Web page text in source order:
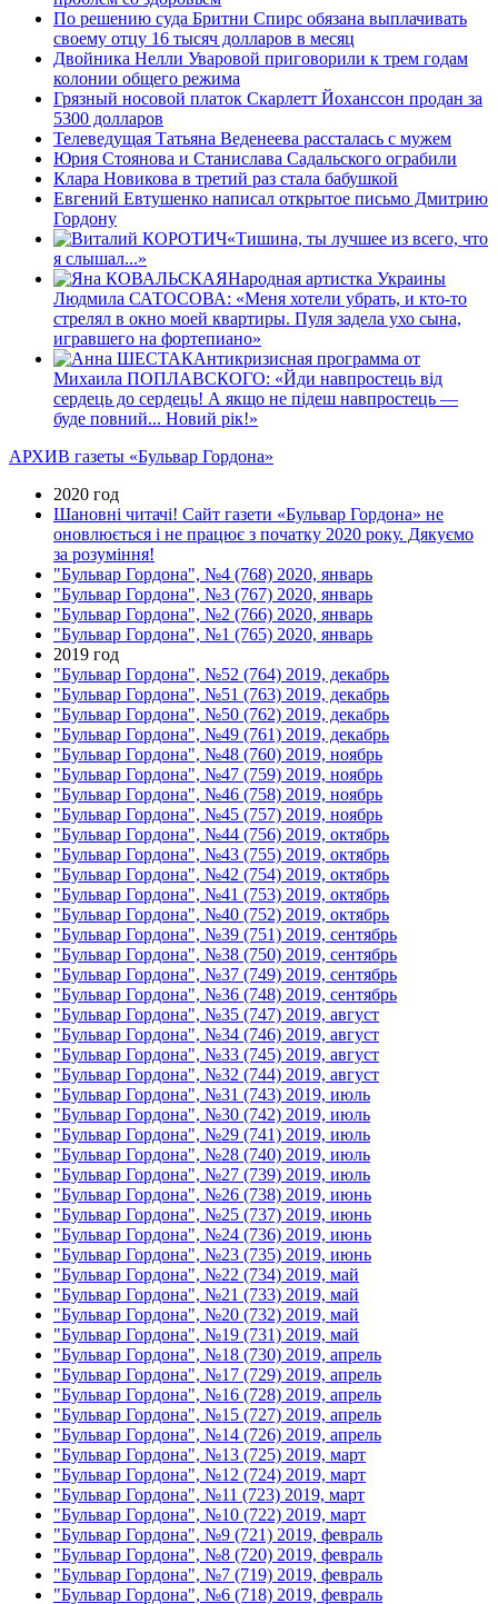
По решению суда Бритни Спирс обязана выплачивать
своему отцу 16 тысяч долларов в месяц
Двойника Нелли Уваровой приговорили к трем годам
колонии общего режима
Грязный носовой платок Скарлетт Йоханссон продан за
5300 долларов
Телеведущая Татьяна Веденеева рассталась с мужем
Юрия Стоянова и Станислава Садальского ограбили
Клара Новикова в третий раз стала бабушкой
Евгений Евтушенко написал открытое письмо Дмитрию
Гордону
«Тишина, ты лучшее из всего, что
я слышал...»
Народная артистка Украины
Людмила САТОСОВА: «Меня хотели убрать, и кто-то
стрелял в окно моей квартиры. Пуля задела ухо сына,
игравшего на фортепиано»
Антикризисная программа от
Михаила ПОПЛАВСКОГО: «Йди навпростець вiд
сердець до сердець! А якщо не пiдеш навпростець —
буде повний... Новий рiк!»
АРХИВ газеты «Бульвар Гордона»
2020 год
Шановні читачі! Сайт газети «Бульвар Гордона» не
оновлюється і не працює з початку 2020 року. Дякуємо
за розуміння!
"Бульвар Гордона", №4 (768) 2020, январь
"Бульвар Гордона", №3 (767) 2020, январь
"Бульвар Гордона", №2 (766) 2020, январь
"Бульвар Гордона", №1 (765) 2020, январь
2019 год
"Бульвар Гордона", №52 (764) 2019, декабрь
"Бульвар Гордона", №51 (763) 2019, декабрь
"Бульвар Гордона", №50 (762) 2019, декабрь
"Бульвар Гордона", №49 (761) 2019, декабрь
"Бульвар Гордона", №48 (760) 2019, ноябрь
"Бульвар Гордона", №47 (759) 2019, ноябрь
"Бульвар Гордона", №46 (758) 2019, ноябрь
"Бульвар Гордона", №45 (757) 2019, ноябрь
"Бульвар Гордона", №44 (756) 2019, октябрь
"Бульвар Гордона", №43 (755) 2019, октябрь
"Бульвар Гордона", №42 (754) 2019, октябрь
"Бульвар Гордона", №41 (753) 2019, октябрь
"Бульвар Гордона", №40 (752) 2019, октябрь
"Бульвар Гордона", №39 (751) 2019, сентябрь
"Бульвар Гордона", №38 (750) 2019, сентябрь
"Бульвар Гордона", №37 (749) 2019, сентябрь
"Бульвар Гордона", №36 (748) 2019, сентябрь
"Бульвар Гордона", №35 (747) 2019, август
"Бульвар Гордона", №34 (746) 2019, август
"Бульвар Гордона", №33 (745) 2019, август
"Бульвар Гордона", №32 (744) 2019, август
"Бульвар Гордона", №31 (743) 2019, июль
"Бульвар Гордона", №30 (742) 2019, июль
"Бульвар Гордона", №29 (741) 2019, июль
"Бульвар Гордона", №28 (740) 2019, июль
"Бульвар Гордона", №27 (739) 2019, июль
"Бульвар Гордона", №26 (738) 2019, июнь
"Бульвар Гордона", №25 (737) 2019, июнь
"Бульвар Гордона", №24 (736) 2019, июнь
"Бульвар Гордона", №23 (735) 2019, июнь
"Бульвар Гордона", №22 (734) 2019, май
"Бульвар Гордона", №21 (733) 2019, май
"Бульвар Гордона", №20 (732) 2019, май
"Бульвар Гордона", №19 (731) 2019, май
"Бульвар Гордона", №18 (730) 2019, апрель
"Бульвар Гордона", №17 (729) 2019, апрель
"Бульвар Гордона", №16 (728) 2019, апрель
"Бульвар Гордона", №15 (727) 2019, апрель
"Бульвар Гордона", №14 (726) 2019, апрель
"Бульвар Гордона", №13 (725) 2019, март
"Бульвар Гордона", №12 (724) 2019, март
"Бульвар Гордона", №11 (723) 2019, март
"Бульвар Гордона", №10 (722) 2019, март
"Бульвар Гордона", №9 (721) 2019, февраль
"Бульвар Гордона", №8 (720) 2019, февраль
"Бульвар Гордона", №7 (719) 2019, февраль
"Бульвар Гордона", №6 (718) 2019, февраль